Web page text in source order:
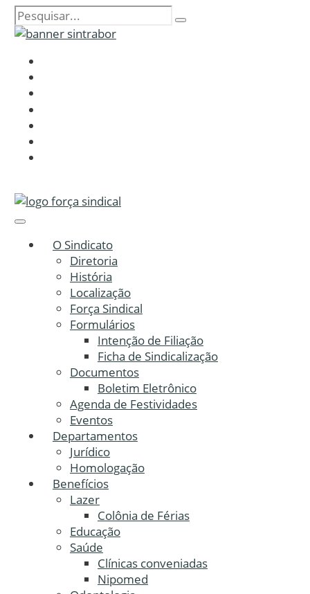
O Sindicato
Diretoria
História
Localização
Força Sindical
Formulários
Intenção de Filiação
Ficha de Sindicalização
Documentos
Boletim Eletrônico
Agenda de Festividades
Eventos
Departamentos
Jurídico
Homologação
Benefícios
Lazer
Colônia de Férias
Educação
Saúde
Clínicas conveniadas
Nipomed